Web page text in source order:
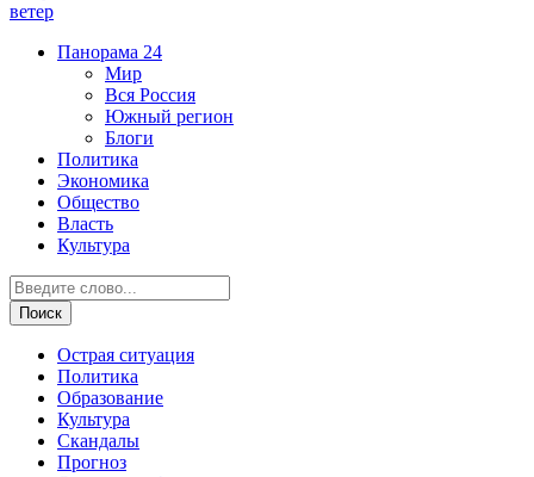
ветер
Панорама 24
Мир
Вся Россия
Южный регион
Блоги
Политика
Экономика
Общество
Власть
Культура
Острая ситуация
Политика
Образование
Культура
Скандалы
Прогноз